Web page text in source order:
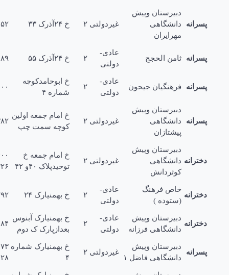
دبیرستان وپیش
دانشگاهی
مهرایران
غیردولتی ۲ خ ۲۴آذرک ۳۳ ۲۴۴۵۱۵۲
ثامن الحجج ۲ ۲۴۴۵۰۸۹
فرهنگیان جیحون
دولتی
۲
خ ابوحامدکوچه
شماره ۴
۲۲۲۵۱۰۰
دبیرستان وپیش
دانشگاهی
پیشتازان
غیردولتی ۲
خ امام جمعه اولین
کوچه سمت چپ
۲۴۴۲۳۸۲
دبیرستان وپیش
دانشگاهی
کوثردانش
غیردولتی ۲
خ امام جمعه خ
توحیدپلاک ۴۰و ۴۲
۲۴۵۵۴۰۰
۲۴۴۴۳۲۶
خاص فرهنگ
(ستوده )
عادی-
۲ خ بهمنیارک ۲۴ ۲۴۶۴۷۹۲
دبیرستان وپیش
دانشگاهی فرزانه
عادی-
دولتی
۲
خ بهمنیارک آبنوس
بعدازپارک ک دوم
۲۴۴۱۱۸۴
دبیرستان وپیش
دانشگاهی فاضل ۱
غیردولتی ۲
خ بهمنیارک شماره
۴
۴۲۱۷۳
۲۴۵۳۴۲۸